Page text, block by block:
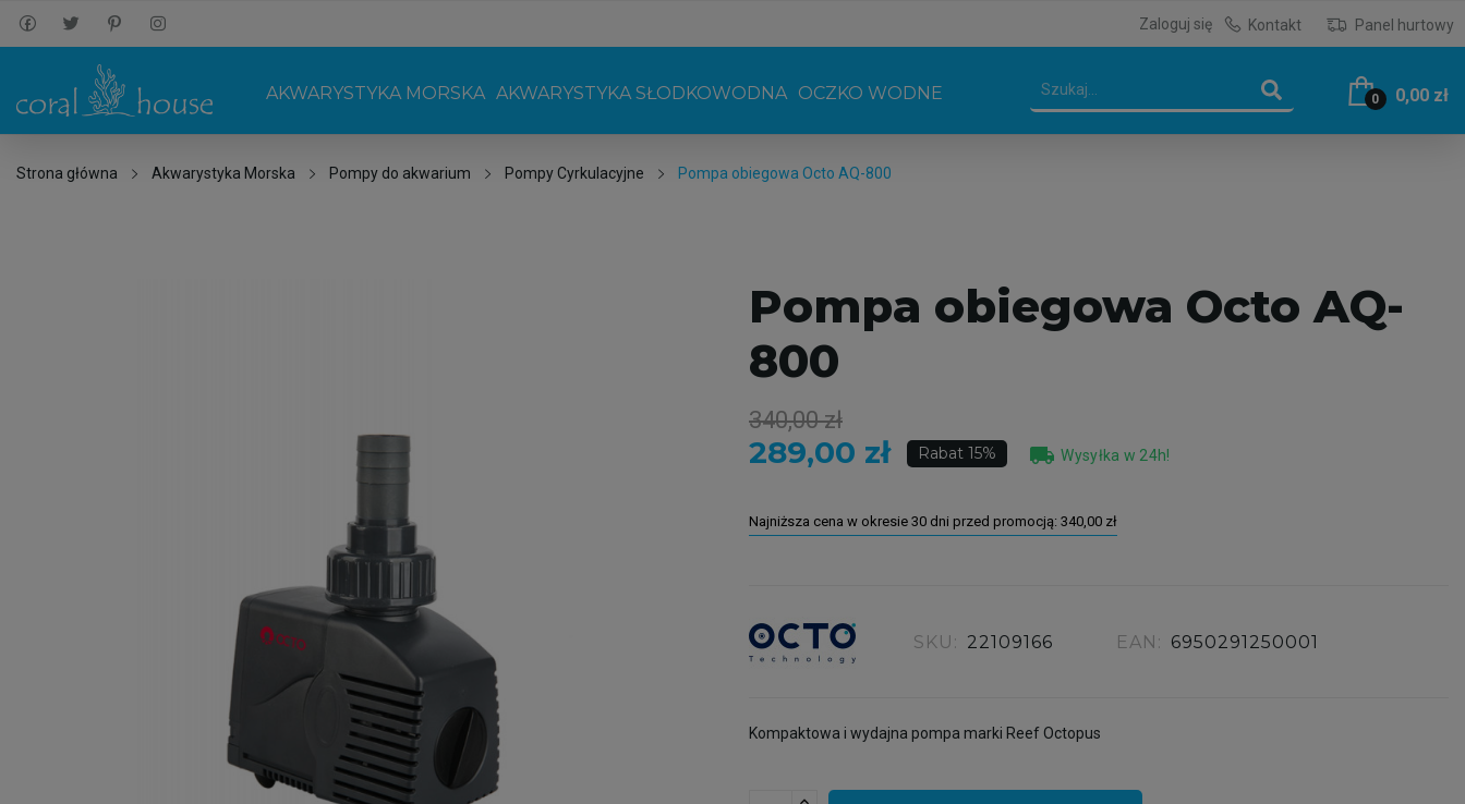
Zaloguj się Kontakt Panel hurtowy
AKWARYSTYKA MORSKA AKWARYSTYKA SŁODKOWODNA OCZKO WODNE 0 0,00 zł
Strona główna Akwarystyka Morska Pompy do akwarium Pompy Cyrkulacyjne Pompa obiegowa Octo AQ-800
Pompa obiegowa Octo AQ-
800
340,00 zł
289,00 zł Rabat 15% local_shipping Wysyłka w 24h!
Najniższa cena w okresie 30 dni przed promocją: 340,00 zł
SKU: 22109166 EAN: 6950291250001
Kompaktowa i wydajna pompa marki Reef Octopus